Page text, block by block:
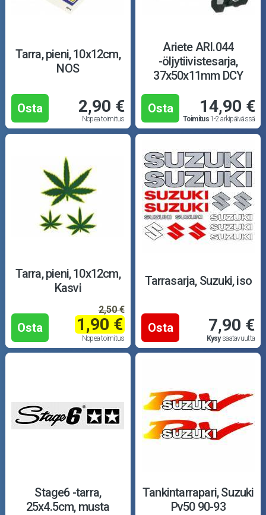
Tarra, pieni, 10x12cm,
NOS
Osta 2,90 €
Nopea toimitus
Ariete ARI.044
-öljytiivistesarja,
37x50x11mm DCY
Osta 14,90 €
Toimitus1-2 arkipäivässä
Tarra, pieni, 10x12cm,
Kasvi
Osta
2,50 €
1,90 €
Nopea toimitus
Tarrasarja, Suzuki, iso
Osta 7,90 €
Kysysaatavuutta
Stage6 -tarra,
25x4.5cm, musta
Tankintarrapari, Suzuki
Pv50 90-93